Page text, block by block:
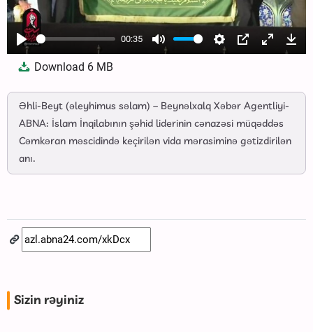
Play
00:35
Mute Settings
PIP Enter
Download 6 MB
Əhli-Beyt (əleyhimus səlam) – Beynəlxalq Xəbər Agentliyi-
ABNA: İslam İnqilabının şəhid liderinin cənazəsi müqəddəs
Cəmkəran məscidində keçirilən vida mərasiminə gətizdirilən
anı.
Sizin rəyiniz